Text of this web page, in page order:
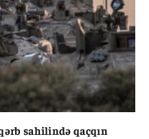
sahilində qaçqın